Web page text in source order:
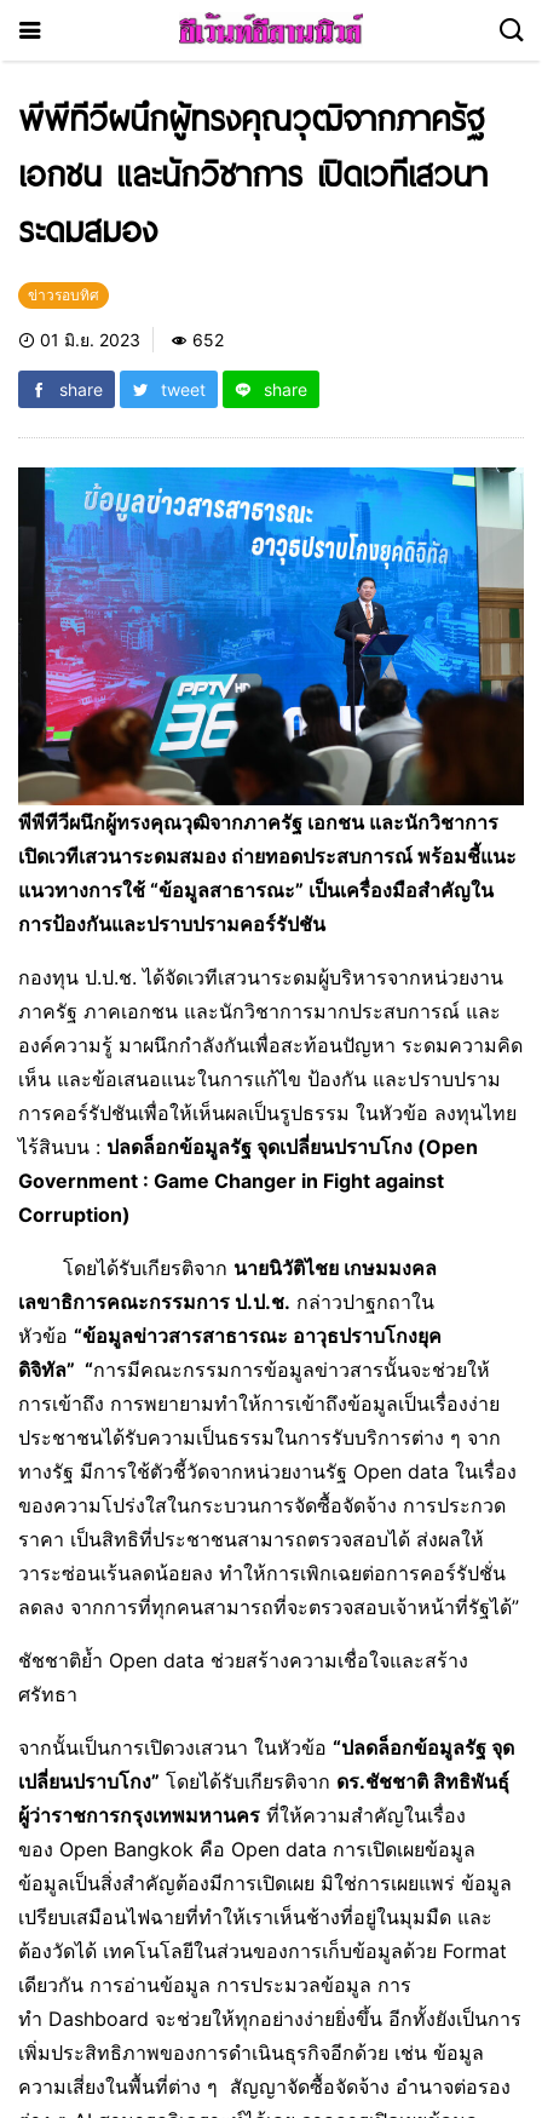
พีพีทีวีผนึกผู้ทรงคุณวุฒิจากภาครัฐ
เอกชน และนักวิชาการ เปิดเวทีเสวนา
ระดมสมอง
ข่าวรอบทิศ
01 มิ.ย. 2023 652
share tweet share
พีพีทีวีผนึกผู้ทรงคุณวุฒิจากภาครัฐ เอกชน และนักวิชาการ
เปิดเวทีเสวนาระดมสมอง ถ่ายทอดประสบการณ์ พร้อมชี้แนะ
แนวทางการใช้ “ข้อมูลสาธารณะ” เป็นเครื่องมือสำคัญใน
การป้องกันและปราบปรามคอร์รัปชัน
กองทุน ป.ป.ช. ได้จัดเวทีเสวนาระดมผู้บริหารจากหน่วยงาน
ภาครัฐ ภาคเอกชน และนักวิชาการมากประสบการณ์ และ
องค์ความรู้ มาผนึกกำลังกันเพื่อสะท้อนปัญหา ระดมความคิด
เห็น และข้อเสนอแนะในการแก้ไข ป้องกัน และปราบปราม
การคอร์รัปชันเพื่อให้เห็นผลเป็นรูปธรรม ในหัวข้อ ลงทุนไทย
ไร้สินบน : ปลดล็อกข้อมูลรัฐ จุดเปลี่ยนปราบโกง (Open
Government : Game Changer in Fight against
Corruption)
โดยได้รับเกียรติจาก นายนิวัติไชย เกษมมงคล
เลขาธิการคณะกรรมการ ป.ป.ช. กล่าวปาฐกถาใน
หัวข้อ “ข้อมูลข่าวสารสาธารณะ อาวุธปราบโกงยุค
ดิจิทัล” “การมีคณะกรรมการข้อมูลข่าวสารนั้นจะช่วยให้
การเข้าถึง การพยายามทำให้การเข้าถึงข้อมูลเป็นเรื่องง่าย
ประชาชนได้รับความเป็นธรรมในการรับบริการต่าง ๆ จาก
ทางรัฐ มีการใช้ตัวชี้วัดจากหน่วยงานรัฐ Open data ในเรื่อง
ของความโปร่งใสในกระบวนการจัดซื้อจัดจ้าง การประกวด
ราคา เป็นสิทธิที่ประชาชนสามารถตรวจสอบได้ ส่งผลให้
วาระซ่อนเร้นลดน้อยลง ทำให้การเพิกเฉยต่อการคอร์รัปชั่น
ลดลง จากการที่ทุกคนสามารถที่จะตรวจสอบเจ้าหน้าที่รัฐได้”
ชัชชาติย้ำ Open data ช่วยสร้างความเชื่อใจและสร้าง
ศรัทธา
จากนั้นเป็นการเปิดวงเสวนา ในหัวข้อ “ปลดล็อกข้อมูลรัฐ จุด
เปลี่ยนปราบโกง” โดยได้รับเกียรติจาก ดร.ชัชชาติ สิทธิพันธุ์
ผู้ว่าราชการกรุงเทพมหานคร ที่ให้ความสำคัญในเรื่อง
ของ Open Bangkok คือ Open data การเปิดเผยข้อมูล
ข้อมูลเป็นสิ่งสำคัญต้องมีการเปิดเผย มิใช่การเผยแพร่ ข้อมูล
เปรียบเสมือนไฟฉายที่ทำให้เราเห็นช้างที่อยู่ในมุมมืด และ
ต้องวัดได้ เทคโนโลยีในส่วนของการเก็บข้อมูลด้วย Format
เดียวกัน การอ่านข้อมูล การประมวลข้อมูล การ
ทำ Dashboard จะช่วยให้ทุกอย่างง่ายยิ่งขึ้น อีกทั้งยังเป็นการ
เพิ่มประสิทธิภาพของการดำเนินธุรกิจอีกด้วย เช่น ข้อมูล
ความเสี่ยงในพื้นที่ต่าง ๆ สัญญาจัดซื้อจัดจ้าง อำนาจต่อรอง